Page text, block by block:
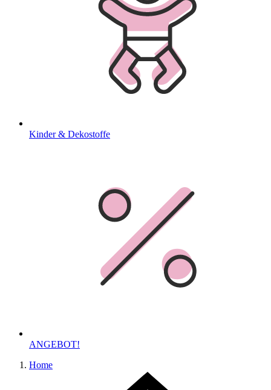
Kinder & Dekostoffe
ANGEBOT!
Home